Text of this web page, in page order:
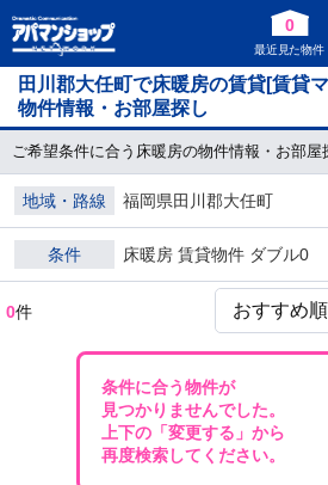
0
最近見た物件
田川郡大任町で床暖房の賃貸[賃貸
物件情報・お部屋探し
ご希望条件に合う床暖房の物件情報・お部屋
地域・路線 福岡県田川郡大任町
条件 床暖房 賃貸物件 ダブル0
0件
条件に合う物件が
見つかりませんでした。
上下の「変更する」から
再度検索してください。